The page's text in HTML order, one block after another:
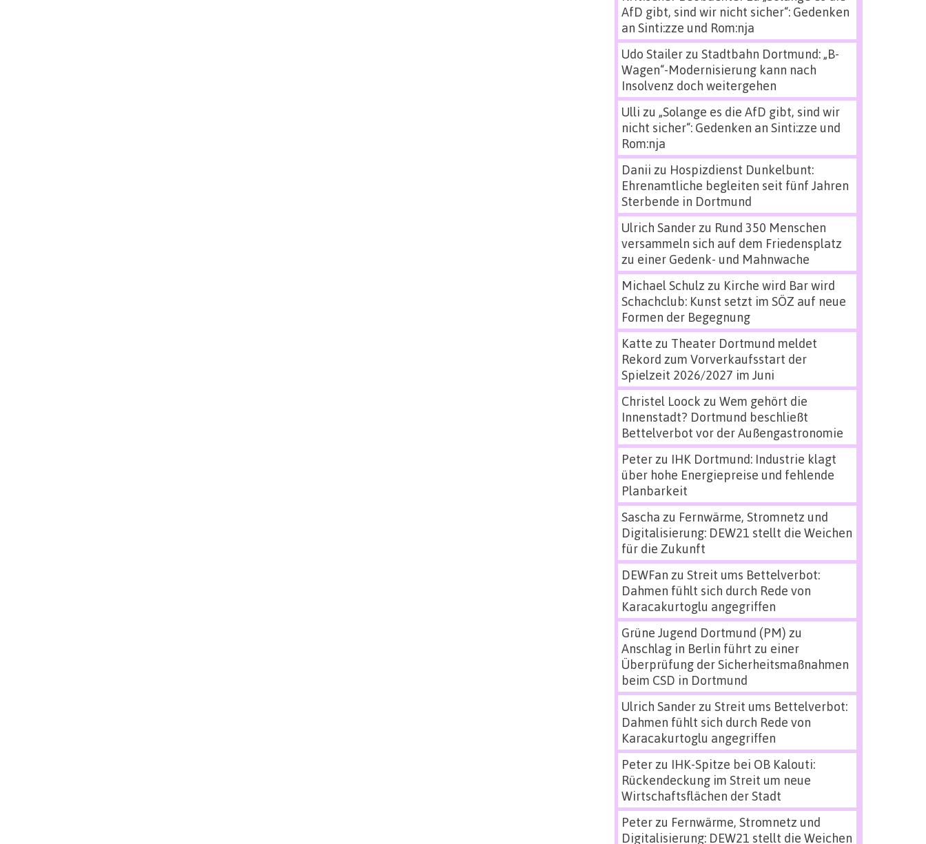
AfD gibt, sind wir nicht sicher“: Gedenken
an Sinti:zze und Rom:nja
Udo Stailerzu Stadtbahn Dortmund: „B-
Wagen“-Modernisierung kann nach
Insolvenz doch weitergehen
Ulli zu „Solange es die AfD gibt, sind wir
nicht sicher“: Gedenken an Sinti:zze und
Rom:nja
Danii zu Hospizdienst Dunkelbunt:
Ehrenamtliche begleiten seit fünf Jahren
Sterbende in Dortmund
Ulrich Sanderzu Rund 350 Menschen
versammeln sich auf dem Friedensplatz
zu einer Gedenk- und Mahnwache
Michael Schulz zu Kirche wird Bar wird
Schachclub: Kunst setzt im SÖZ auf neue
Formen der Begegnung
Katte zu Theater Dortmund meldet
Rekord zum Vorverkaufsstart der
Spielzeit 2026/2027 im Juni
Christel Loock zu Wem gehört die
Innenstadt? Dortmund beschließt
Bettelverbot vor der Außengastronomie
Peterzu IHK Dortmund: Industrie klagt
über hohe Energiepreise und fehlende
Planbarkeit
Sascha zu Fernwärme, Stromnetz und
Digitalisierung: DEW21 stellt die Weichen
für die Zukunft
DEWFan zu Streit ums Bettelverbot:
Dahmen fühlt sich durch Rede von
Karacakurtoglu angegriffen
Grüne Jugend Dortmund (PM) zu
Anschlag in Berlin führt zu einer
Überprüfung der Sicherheitsmaßnahmen
beim CSD in Dortmund
Ulrich Sanderzu Streit ums Bettelverbot:
Dahmen fühlt sich durch Rede von
Karacakurtoglu angegriffen
Peterzu IHK-Spitze bei OB Kalouti:
Rückendeckung im Streit um neue
Wirtschaftsflächen der Stadt
Peterzu Fernwärme, Stromnetz und
Digitalisierung: DEW21 stellt die Weichen